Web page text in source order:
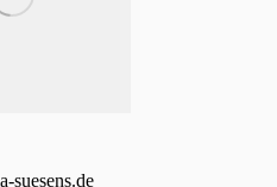
suesens.de